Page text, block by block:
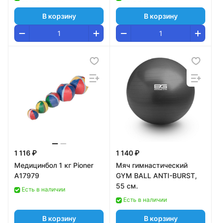
В корзину В корзину
1 116 ₽
Медицинбол 1 кг Pioner
A17979
Есть в наличии
В корзину
1 140 ₽
Мяч гимнастический
GYM BALL ANTI-BURST,
55 см.
Есть в наличии
В корзину